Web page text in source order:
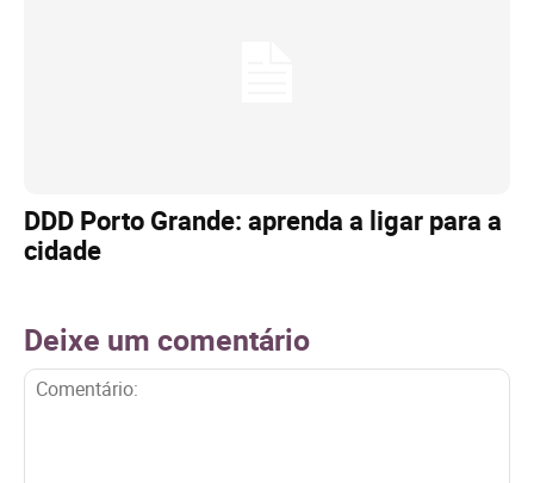
DDD Porto Grande: aprenda a ligar para a
cidade
Deixe um comentário